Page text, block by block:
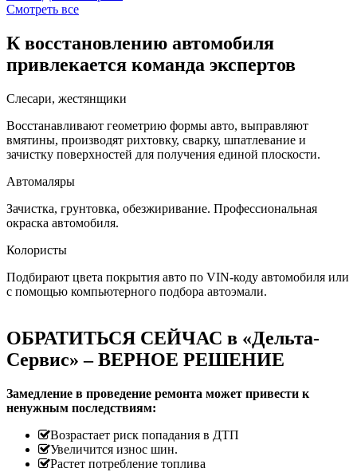
Смотреть все
К восстановлению автомобиля
привлекается команда экспертов
Слесари, жестянщики
Восстанавливают геометрию формы авто, выправляют
вмятины, производят рихтовку, сварку, шпатлевание и
зачистку поверхностей для получения единой плоскости.
Автомаляры
Зачистка, грунтовка, обезжиривание. Профессиональная
окраска автомобиля.
Колористы
Подбирают цвета покрытия авто по VIN-коду автомобиля или
с помощью компьютерного подбора автоэмали.
ОБРАТИТЬСЯ СЕЙЧАС в «Дельта-
Сервис» – ВЕРНОЕ РЕШЕНИЕ
Замедление в проведение ремонта может привести к
ненужным последствиям:
Возрастает риск попадания в ДТП
Увеличится износ шин.
Растет потребление топлива